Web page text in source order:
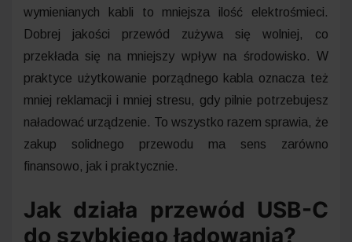
wymienianych kabli to mniejsza ilość elektrośmieci.
Dobrej jakości przewód zużywa się wolniej, co
przekłada się na mniejszy wpływ na środowisko. W
praktyce użytkowanie porządnego kabla oznacza też
mniej reklamacji i mniej stresu, gdy pilnie potrzebujesz
naładować urządzenie. To wszystko razem sprawia, że
zakup solidnego przewodu ma sens zarówno
finansowo, jak i praktycznie.
Jak działa przewód USB-C
do szybkiego ładowania?